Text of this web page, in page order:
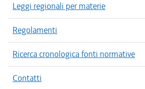
Leggi regionali per materie
Regolamenti
Ricerca cronologica fonti normative
Contatti